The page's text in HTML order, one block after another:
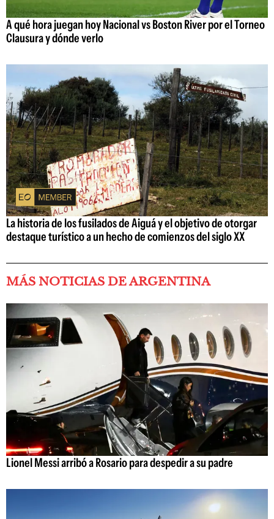
A qué hora juegan hoy Nacional vs Boston River por el Torneo
Clausura y dónde verlo
La historia de los fusilados de Aiguá y el objetivo de otorgar
destaque turístico a un hecho de comienzos del siglo XX
MÁS NOTICIAS DE ARGENTINA
Lionel Messi arribó a Rosario para despedir a su padre